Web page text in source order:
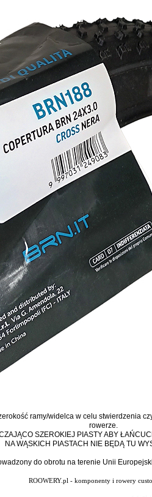
ramy/widelca w celu stwierdzenia
rowerze.
SZEROKIEJ PIASTY ABY
NA WĄSKICH PIASTACH NIE BĘDĄ TU
do obrotu na terenie Unii
ROOWERY.pl - komponenty i rowery